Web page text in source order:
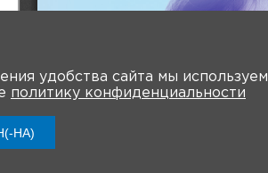
удобства сайта мы используем
политику конфиденциальности
НА)